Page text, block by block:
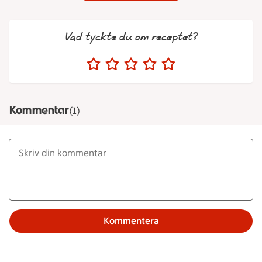
Vad tyckte du om receptet?
Kommentar(1)
Kommentera